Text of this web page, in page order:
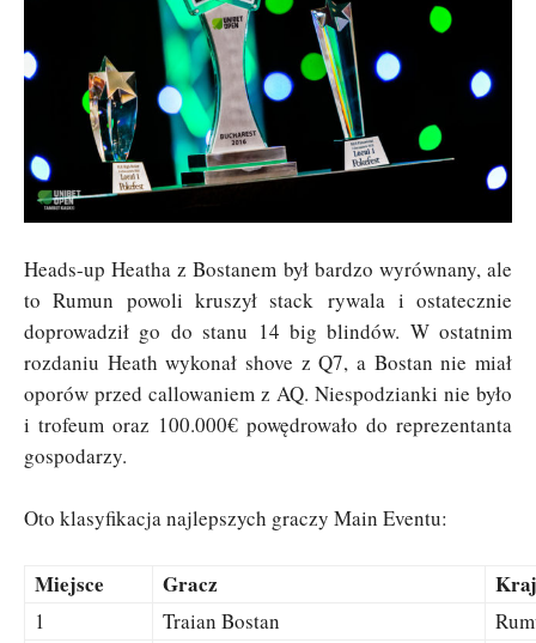
Heads-up Heatha z Bostanem był bardzo wyrównany, ale
to Rumun powoli kruszył stack rywala i ostatecznie
doprowadził go do stanu 14 big blindów. W ostatnim
rozdaniu Heath wykonał shove z Q7, a Bostan nie miał
oporów przed callowaniem z AQ. Niespodzianki nie było
i trofeum oraz 100.000€ powędrowało do reprezentanta
gospodarzy.
Oto klasyfikacja najlepszych graczy Main Eventu:
Miejsce Gracz Kraj
1 Traian Bostan